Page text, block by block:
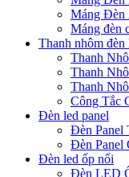
Máng Đèn
Máng đèn
Thanh nhôm đèn
Thanh
Thanh
Thanh
Công Tắc
Đèn led panel
Đèn Panel
Đèn Panel
Đèn led ốp nổi
Đèn LED